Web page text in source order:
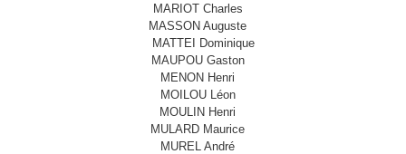
MARIOT Charles
MASSON Auguste
MATTEI Dominique
MAUPOU Gaston
MENON Henri
MOILOU Léon
MOULIN Henri
MULARD Maurice
MUREL André